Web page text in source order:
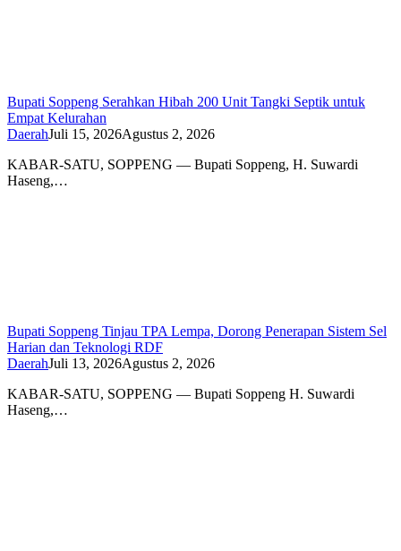
Bupati Soppeng Serahkan Hibah 200 Unit Tangki Septik untuk
Empat Kelurahan
DaerahJuli 15, 2026Agustus 2, 2026
KABAR-SATU, SOPPENG — Bupati Soppeng, H. Suwardi
Haseng,…
Bupati Soppeng Tinjau TPA Lempa, Dorong Penerapan Sistem Sel
Harian dan Teknologi RDF
DaerahJuli 13, 2026Agustus 2, 2026
KABAR-SATU, SOPPENG — Bupati Soppeng H. Suwardi
Haseng,…